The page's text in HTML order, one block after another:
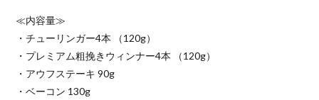
≪内容量≫
・チューリンガー4本 （120g）
・プレミアム粗挽きウィンナー4本 （120g）
・アウフステーキ 90g
・ベーコン 130g